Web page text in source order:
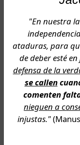
"En nuestra
ataduras, para
de deber esté
defensa de la
se callen
comenten
nieguen a
injustas."